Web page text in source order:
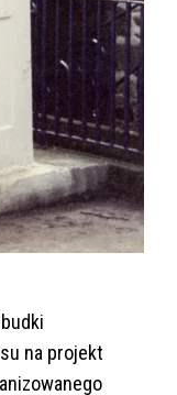
na projekt